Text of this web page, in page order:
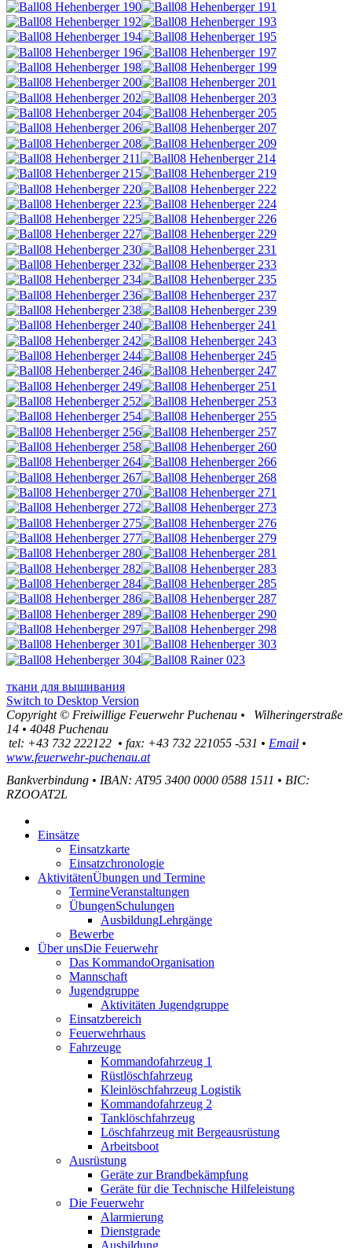
ткани для вышивания
Switch to Desktop Version
Copyright © Freiwillige Feuerwehr Puchenau •
Wilheringerstraße
14 • 4048 Puchenau
tel: +43 732 222122 • fax: +43 732 221055 -531 • Email •
www.feuerwehr-puchenau.at
Bankverbindung • IBAN: AT95 3400 0000 0588 1511 • BIC:
RZOOAT2L
Einsätze
Einsatzkarte
Einsatzchronologie
AktivitätenÜbungen und Termine
TermineVeranstaltungen
ÜbungenSchulungen
AusbildungLehrgänge
Bewerbe
Über unsDie Feuerwehr
Das KommandoOrganisation
Mannschaft
Jugendgruppe
Aktivitäten Jugendgruppe
Einsatzbereich
Feuerwehrhaus
Fahrzeuge
Kommandofahrzeug 1
Rüstlöschfahrzeug
Kleinlöschfahrzeug Logistik
Kommandofahrzeug 2
Tanklöschfahrzeug
Löschfahrzeug mit Bergeausrüstung
Arbeitsboot
Ausrüstung
Geräte zur Brandbekämpfung
Geräte für die Technische Hilfeleistung
Die Feuerwehr
Alarmierung
Dienstgrade
Ausbildung